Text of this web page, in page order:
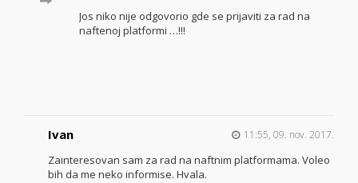
Jos niko nije odgovorio gde se prijaviti za rad na
naftenoj platformi …!!!
Ivan 11:55, 09. nov. 2017.
Zainteresovan sam za rad na naftnim platformama. Voleo
bih da me neko informise. Hvala.